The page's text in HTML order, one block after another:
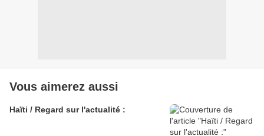
Vous aimerez aussi
Haïti / Regard sur l'actualité :